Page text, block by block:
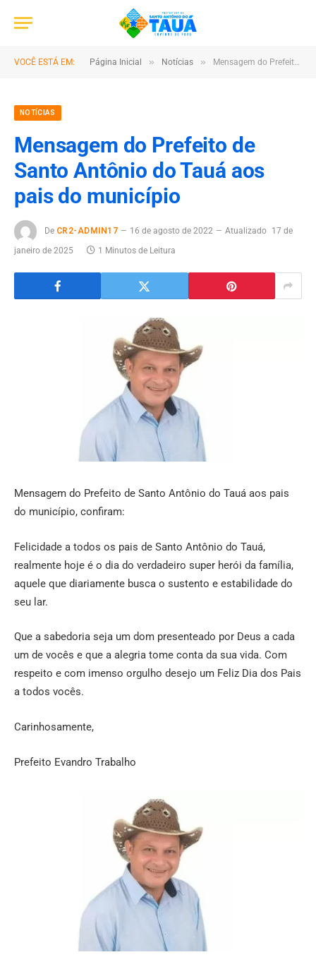
VOCÊ ESTÁ EM: Página Inicial » Notícias » Mensagem do Prefeito de Santo Antônio do Tauá aos pais do município
NOTÍCIAS
Mensagem do Prefeito de
Santo Antônio do Tauá aos
pais do município
De CR2-ADMIN17 16 de agosto de 2022 Atualizado 17 de
janeiro de 2025
1 Minutos de Leitura
Mensagem do Prefeito de Santo Antônio do Tauá aos pais
do município, confiram:
Felicidade a todos os pais de Santo Antônio do Tauá,
realmente hoje é o dia do verdadeiro super herói da família,
aquele que diariamente busca o sustento e estabilidade do
seu lar.
Que a sabedoria seja um dom presenteado por Deus a cada
um de vocês e que a alegria tome conta da sua vida. Com
respeito e com imenso orgulho desejo um Feliz Dia dos Pais
a todos vocês.
Carinhosamente,
Prefeito Evandro Trabalho